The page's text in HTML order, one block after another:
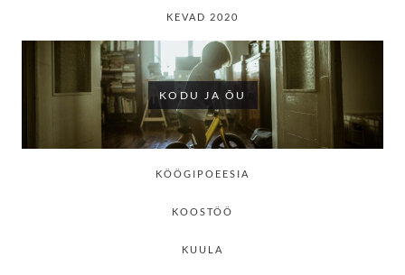
KEVAD 2020
KODU JA ÕU
KÖÖGIPOEESIA
KOOSTÖÖ
KUULA